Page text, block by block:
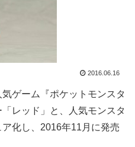
2016.06.16
ゲーム『ポケットモンスタ
レッド」と、人気モンスタ
化し、2016年11月に発売